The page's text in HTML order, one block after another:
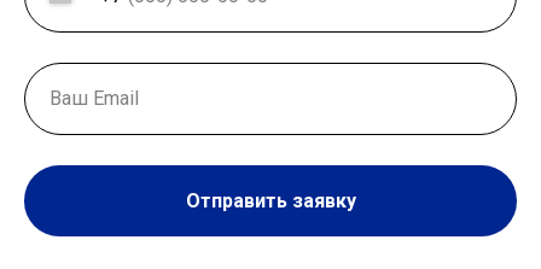
Отправить заявку